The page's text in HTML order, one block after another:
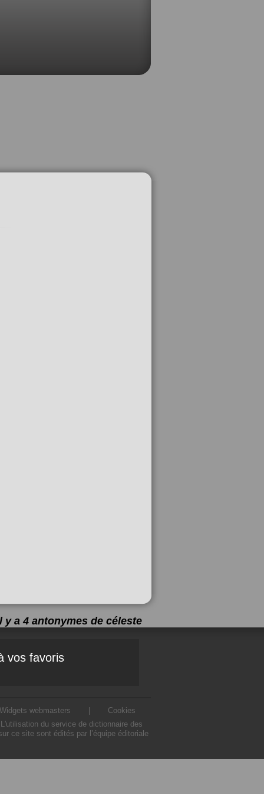
y a 4 antonymes de céleste
vos favoris
Widgets webmasters
Cookies
du service de dictionnaire des
ce site sont édités par l’équipe éditoriale